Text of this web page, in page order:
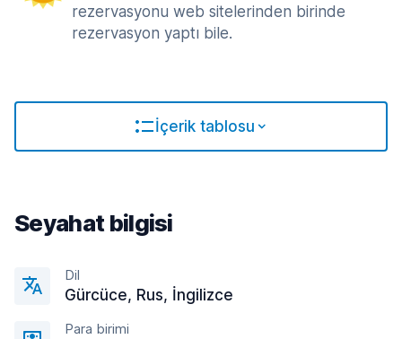
rezervasyonu web sitelerinden birinde
rezervasyon yaptı bile.
İçerik tablosu
Seyahat bilgisi
Dil
Gürcüce, Rus, İngilizce
Para birimi